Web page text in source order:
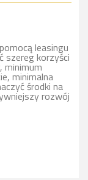
leasingu
szereg korzyści
minimum
minimalna
środki na
rozwój